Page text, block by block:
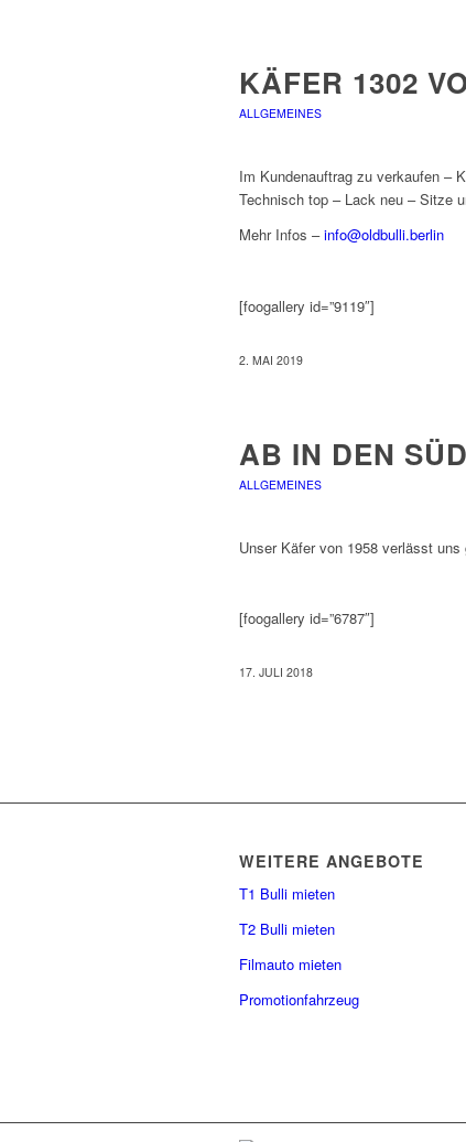
KÄFER 1302
ALLGEMEINES
Im Kundenauftrag zu verkaufen –
Technisch top – Lack neu – Sitze
Mehr Infos –info@oldbulli.berlin
[foogallery id=”9119″]
2. MAI 2019
AB IN DEN
ALLGEMEINES
Unser Käfer von 1958 verlässt uns
[foogallery id=”6787″]
17. JULI 2018
WEITERE ANGEBOTE
T1 Bulli mieten
T2 Bulli mieten
Filmauto mieten
Promotionfahrzeug